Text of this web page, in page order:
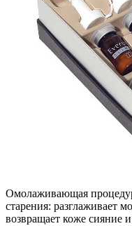
Омолаживающая
старения: разглаживает
возвращает коже сияние